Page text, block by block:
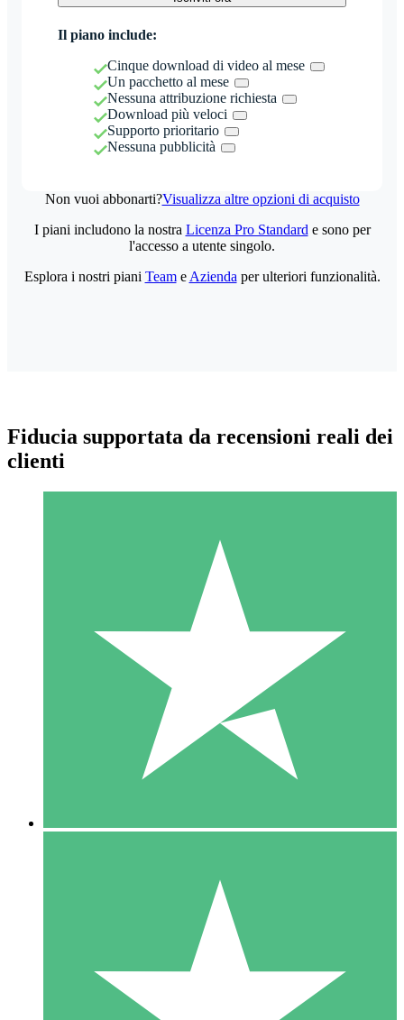
Il piano include:
Cinque download di video al mese
Un pacchetto al mese
Nessuna attribuzione richiesta
Download più veloci
Supporto prioritario
Nessuna pubblicità
Non vuoi abbonarti?Visualizza altre opzioni di acquisto
Pacchetti di Crediti Individuali
Paga a consumo con crediti di download. Nessun impegno
1 Download
10
US$1500
10 Download
20
I piani includono la nostra Licenza Pro Standard e sono per
l'accesso a utente singolo.
Esplora i nostri piani Teame Azienda per ulteriori funzionalità.
Fiducia supportata da recensioni reali dei
clienti